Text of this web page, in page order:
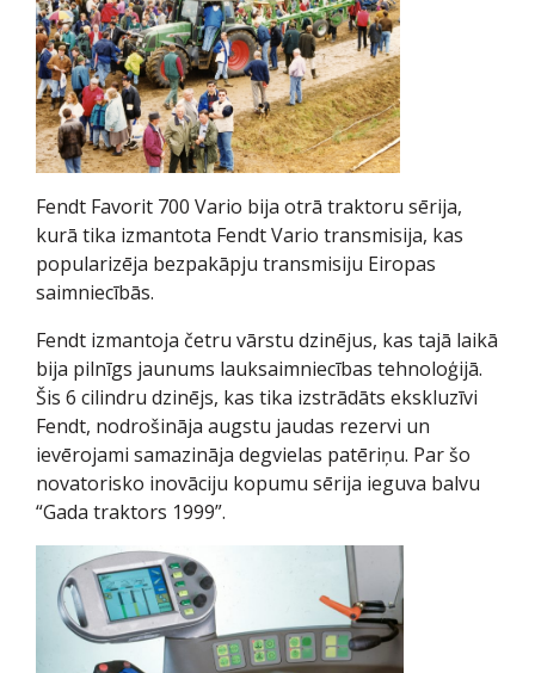
Fendt Favorit 700 Vario bija otrā traktoru sērija,
kurā tika izmantota Fendt Vario transmisija, kas
popularizēja bezpakāpju transmisiju Eiropas
saimniecībās.
Fendt izmantoja četru vārstu dzinējus, kas tajā laikā
bija pilnīgs jaunums lauksaimniecības tehnoloģijā.
Šis 6 cilindru dzinējs, kas tika izstrādāts ekskluzīvi
Fendt, nodrošināja augstu jaudas rezervi un
ievērojami samazināja degvielas patēriņu. Par šo
novatorisko inovāciju kopumu sērija ieguva balvu
“Gada traktors 1999”.